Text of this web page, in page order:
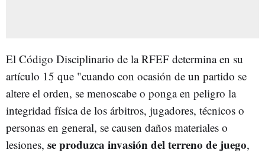
El Código Disciplinario de la RFEF determina en su
artículo 15 que "cuando con ocasión de un partido se
altere el orden, se menoscabe o ponga en peligro la
integridad física de los árbitros, jugadores, técnicos o
personas en general, se causen daños materiales o
lesiones, se produzca invasión del terreno de juego,